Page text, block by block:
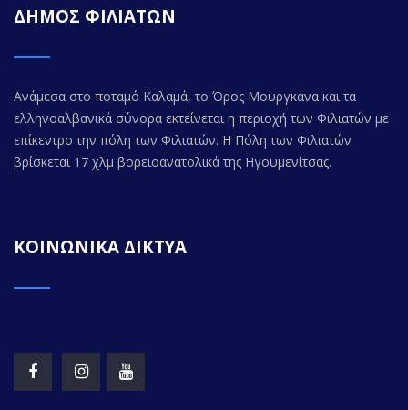
ΔΗΜΟΣ ΦΙΛΙΑΤΩΝ
Ανάμεσα στο ποταμό Καλαμά, το Όρος Μουργκάνα και τα
ελληνοαλβανικά σύνορα εκτείνεται η περιοχή των Φιλιατών με
επίκεντρο την πόλη των Φιλιατών. Η Πόλη των Φιλιατών
βρίσκεται 17 χλμ βορειοανατολικά της Ηγουμενίτσας.
ΚΟΙΝΩΝΙΚΑ ΔΙΚΤΥΑ